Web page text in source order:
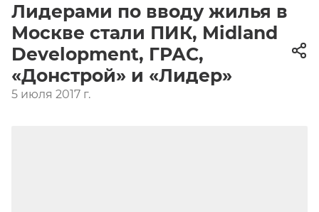
Лидерами по вводу жилья в
Москве стали ПИК, Midland
Development, ГРАС,
«Донстрой» и «Лидер»
5 июля 2017 г.